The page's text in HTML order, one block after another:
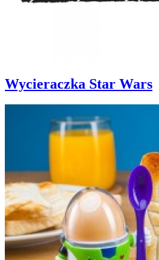
Wycieraczka Star Wars